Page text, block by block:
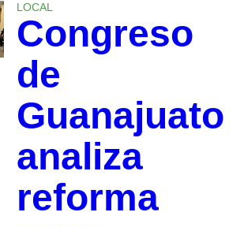
LOCAL
Congreso
de
Guanajuato
analiza
reforma